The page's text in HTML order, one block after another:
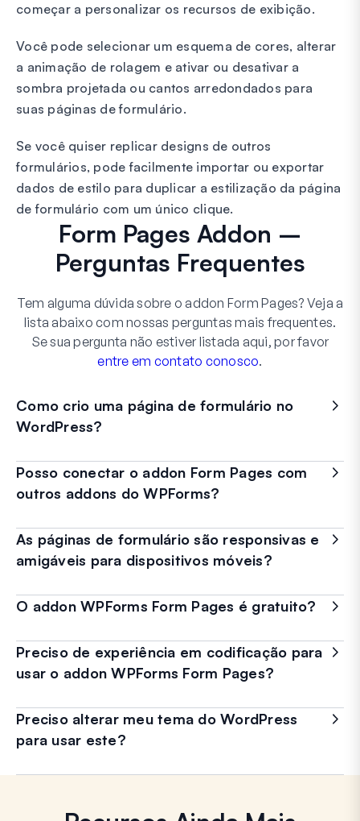
começar a personalizar os recursos de exibição.
Você pode selecionar um esquema de cores, alterar
a animação de rolagem e ativar ou desativar a
sombra projetada ou cantos arredondados para
suas páginas de formulário.
Se você quiser replicar designs de outros
formulários, pode facilmente importar ou exportar
dados de estilo para duplicar a estilização da página
de formulário com um único clique.
Form Pages Addon –
Perguntas Frequentes
Tem alguma dúvida sobre o addon Form Pages? Veja a
lista abaixo com nossas perguntas mais frequentes.
Se sua pergunta não estiver listada aqui, por favor
entre em contato conosco.
Como crio uma página de formulário no
WordPress?
Posso conectar o addon Form Pages com
outros addons do WPForms?
As páginas de formulário são responsivas e
amigáveis para dispositivos móveis?
O addon WPForms Form Pages é gratuito?
Preciso de experiência em codificação para
usar o addon WPForms Form Pages?
Preciso alterar meu tema do WordPress
para usar este?